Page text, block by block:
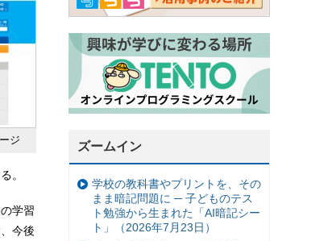
ジ
。
学習
今後
ズームイン
学校の教科書やプリントを、その
まま暗記問題に ─ 子どものテス
ト勉強から生まれた「AI暗記シー
ト」（2026年7月23日）